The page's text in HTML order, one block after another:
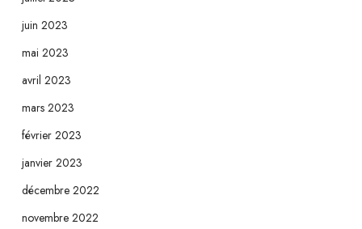
juin 2023
mai 2023
avril 2023
mars 2023
février 2023
janvier 2023
décembre 2022
novembre 2022